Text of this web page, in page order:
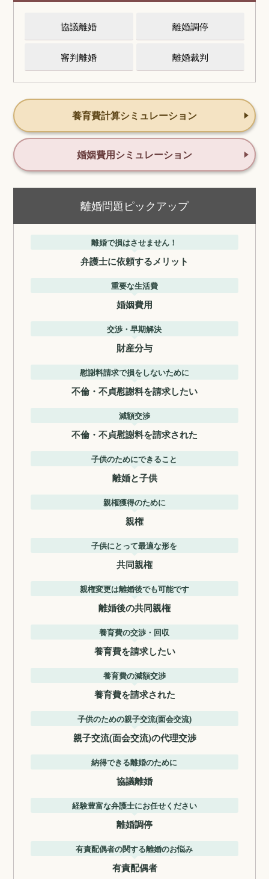
協議離婚 離婚調停
審判離婚 離婚裁判
養育費計算シミュレーション
婚姻費用シミュレーション
離婚問題ピックアップ
離婚で損はさせません！
弁護士に依頼するメリット
重要な生活費
婚姻費用
交渉・早期解決
財産分与
慰謝料請求で損をしないために
不倫・不貞慰謝料を請求したい
減額交渉
不倫・不貞慰謝料を請求された
子供のためにできること
離婚と子供
親権獲得のために
親権
子供にとって最適な形を
共同親権
親権変更は離婚後でも可能です
離婚後の共同親権
養育費の交渉・回収
養育費を請求したい
養育費の減額交渉
養育費を請求された
子供のための親子交流(面会交流)
親子交流(面会交流)の代理交渉
納得できる離婚のために
協議離婚
経験豊富な弁護士にお任せください
離婚調停
有責配偶者の関する離婚のお悩み
有責配偶者